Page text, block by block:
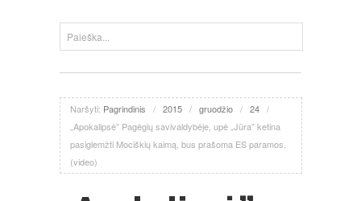
Naršyti: Pagrindinis / 2015 / gruodžio / 24 /
„Apokalipsė” Pagėgių savivaldybėje, upė „Jūra” ketina
pasiglemžti Mociškių kaimą, bus prašoma ES paramos.
(video)